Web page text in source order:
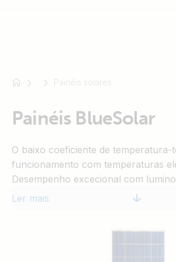
Por
SmartSolar
Multiplus-
Orion
SmartShunt
Painéis solares
Painéis BlueSolar
O baixo coeficiente de temperatura-
funcionamento com temperaturas
Desempenho excecional com
e elevada sensibilidade para um
Ler mais